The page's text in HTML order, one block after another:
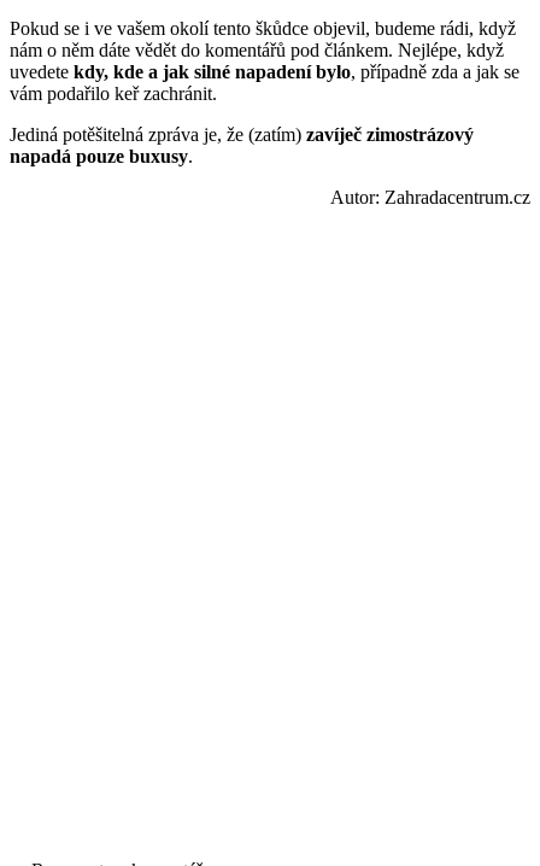
Pokud se i ve vašem okolí tento škůdce objevil, budeme rádi, když
nám o něm dáte vědět do komentářů pod článkem. Nejlépe, když
uvedete kdy, kde a jak silné napadení bylo, případně zda a jak se
vám podařilo keř zachránit.
Jediná potěšitelná zpráva je, že (zatím) zavíječ zimostrázový
napadá pouze buxusy.
Autor: Zahradacentrum.cz